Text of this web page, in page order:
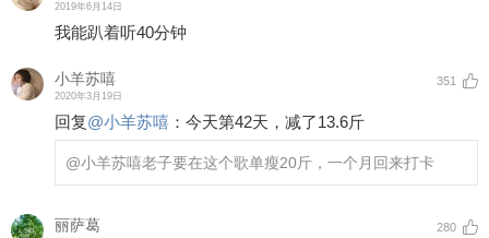
2019年6月14日
我能趴着听40分钟
小羊苏嘻
2020年3月19日
351
回复@小羊苏嘻 ： 今天第42天，减了13.6斤
@小羊苏嘻老子要在这个歌单瘦20斤，一个月回来打卡
丽萨葛 280